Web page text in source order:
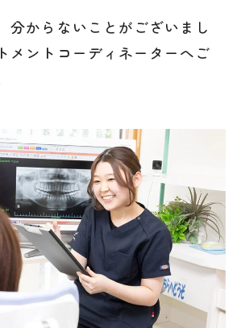
分からないことがございまし
メントコーディネーターへご